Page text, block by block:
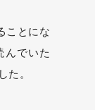
ことにな
んでいた
た。